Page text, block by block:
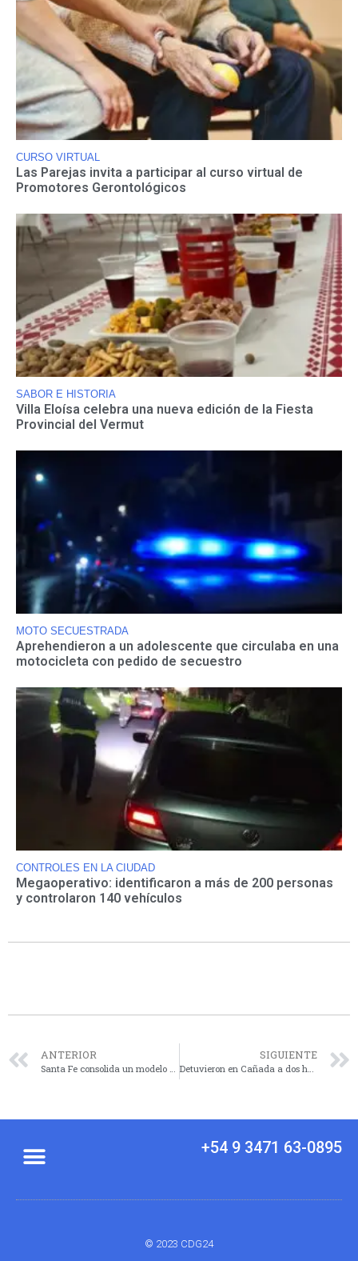
CURSO VIRTUAL
Las Parejas invita a participar al curso virtual de
Promotores Gerontológicos
SABOR E HISTORIA
Villa Eloísa celebra una nueva edición de la Fiesta
Provincial del Vermut
MOTO SECUESTRADA
Aprehendieron a un adolescente que circulaba en una
motocicleta con pedido de secuestro
CONTROLES EN LA CIUDAD
Megaoperativo: identificaron a más de 200 personas
y controlaron 140 vehículos
ANTERIOR SIGUIENTE
+54 9 3471 63-0895
© 2023 CDG24